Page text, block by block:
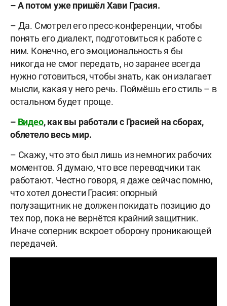
– А потом уже пришёл Хави Грасия.
– Да. Смотрел его пресс-конференции, чтобы
понять его диалект, подготовиться к работе с
ним. Конечно, его эмоциональность я бы
никогда не смог передать, но заранее всегда
нужно готовиться, чтобы знать, как он излагает
мысли, какая у него речь. Поймёшь его стиль – в
остальном будет проще.
– Видео, как вы работали с Грасией на сборах,
облетело весь мир.
– Скажу, что это был лишь из немногих рабочих
моментов. Я думаю, что все переводчики так
работают. Честно говоря, я даже сейчас помню,
что хотел донести Грасия: опорный
полузащитник не должен покидать позицию до
тех пор, пока не вернётся крайний защитник.
Иначе соперник вскроет оборону проникающей
передачей.